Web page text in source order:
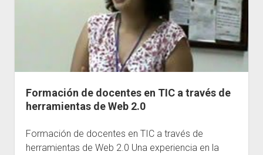
Formación de docentes en TIC a través de
herramientas de Web 2.0
Formación de docentes en TIC a través de
herramientas de Web 2.0 Una experiencia en la